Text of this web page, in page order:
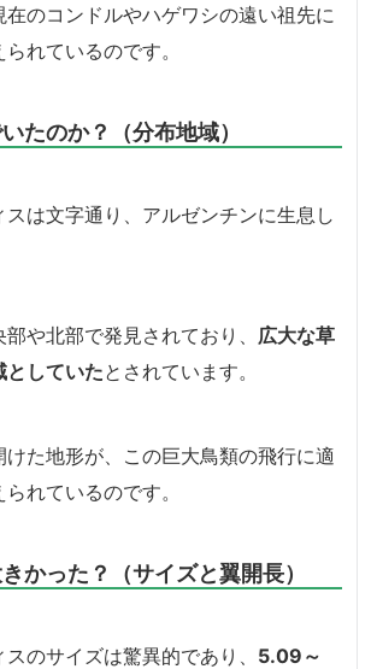
在のコンドルやハゲワシの遠い祖先に
れているのです。
たのか？（分布地域）
スは文字通り、アルゼンチンに生息し
や北部で発見されており、 広大な草
としていたとされています。
た地形が、この巨大鳥類の飛行に適
れているのです。
かった？（サイズと翼開長）
のサイズは驚異的であり、 5.09～